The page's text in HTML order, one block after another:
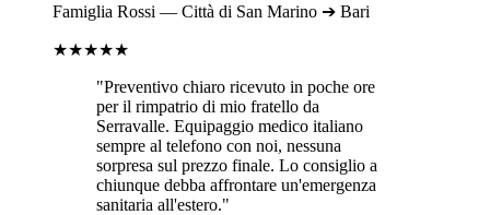
Famiglia Rossi — Città di San Marino ➔ Bari
★★★★★
"Preventivo chiaro ricevuto in poche ore
per il rimpatrio di mio fratello da
Serravalle. Equipaggio medico italiano
sempre al telefono con noi, nessuna
sorpresa sul prezzo finale. Lo consiglio a
chiunque debba affrontare un'emergenza
sanitaria all'estero."